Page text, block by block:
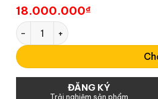
18.000.000₫
Đàn Piano Gors Kallmann số
ĐĂNG KÝ
Trải nghiệm sản phẩm